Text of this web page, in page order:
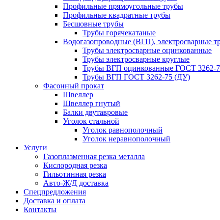
Профильные прямоугольные трубы
Профильные квадратные трубы
Бесшовные трубы
Трубы горячекатаные
Водогазопроводные (ВГП), электросварные
Трубы электросварные оцинкованные
Трубы электросварные круглые
Трубы ВГП оцинкованные ГОСТ 3262-
Трубы ВГП ГОСТ 3262-75 (ДУ)
Фасонный прокат
Швеллер
Швеллер гнутый
Балки двутавровые
Уголок стальной
Уголок равнополочный
Уголок неравнополочный
Услуги
Газоплазменная резка металла
Кислородная резка
Гильотинная резка
Авто-Ж/Д доставка
Спецпредложения
Доставка и оплата
Контакты